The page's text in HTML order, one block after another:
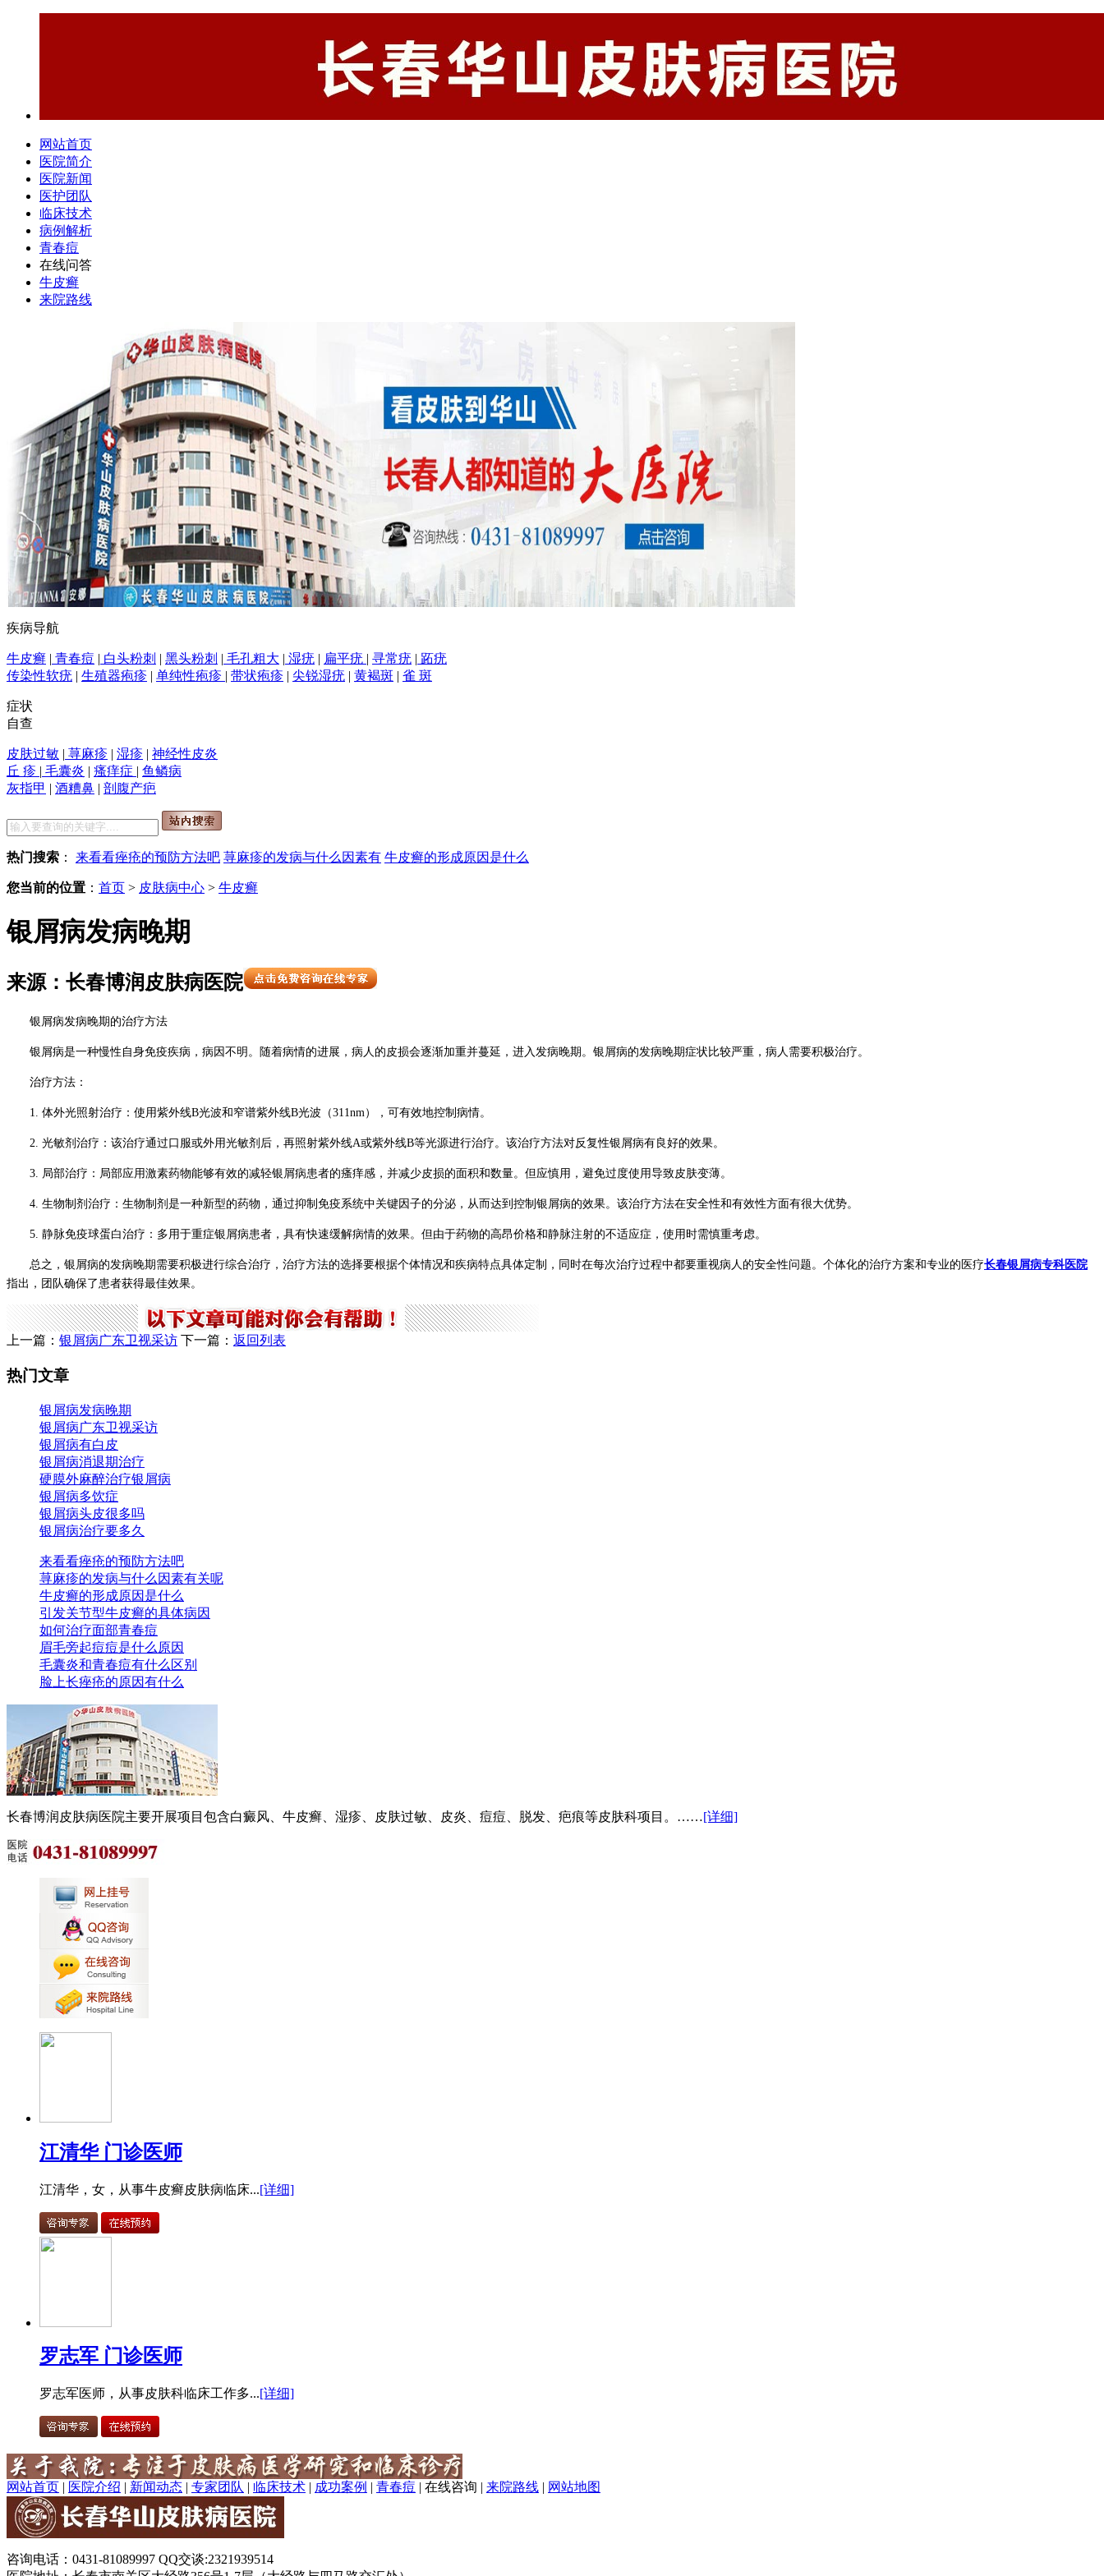
网站首页
医院简介
医院新闻
医护团队
临床技术
病例解析
青春痘
在线问答
牛皮癣
来院路线
疾病导航
牛皮癣 | 青春痘 | 白头粉刺 | 黑头粉刺 | 毛孔粗大 | 湿疣 | 扁平疣 | 寻常疣 | 跖疣
传染性软疣 | 生殖器疱疹 | 单纯性疱疹 | 带状疱疹 | 尖锐湿疣 | 黄褐斑 | 雀 斑
症状
自查
皮肤过敏 | 荨麻疹 | 湿疹 | 神经性皮炎
丘 疹 | 毛囊炎 | 瘙痒症 | 鱼鳞病
灰指甲 | 酒糟鼻 | 剖腹产疤
热门搜索 ： 来看看痤疮的预防方法吧 荨麻疹的发病与什么因素有 牛皮癣的形成原因是什么
您当前的位置 ： 首页 > 皮肤病中心 > 牛皮癣
银屑病发病晚期
来源：长春博润皮肤病医院
银屑病发病晚期的治疗方法
银屑病是一种慢性自身免疫疾病，病因不明。随着病情的进展，病人的皮损会逐渐加重并蔓延，进入发病晚期。银屑病的发病晚期症状比较严重，病人需要积极治疗。
治疗方法：
1. 体外光照射治疗：使用紫外线B光波和窄谱紫外线B光波（311nm），可有效地控制病情。
2. 光敏剂治疗：该治疗通过口服或外用光敏剂后，再照射紫外线A或紫外线B等光源进行治疗。该治疗方法对反复性银屑病有良好的效果。
3. 局部治疗：局部应用激素药物能够有效的减轻银屑病患者的瘙痒感，并减少皮损的面积和数量。但应慎用，避免过度使用导致皮肤变薄。
4. 生物制剂治疗：生物制剂是一种新型的药物，通过抑制免疫系统中关键因子的分泌，从而达到控制银屑病的效果。该治疗方法在安全性和有效性方面有很大优势。
5. 静脉免疫球蛋白治疗：多用于重症银屑病患者，具有快速缓解病情的效果。但由于药物的高昂价格和静脉注射的不适应症，使用时需慎重考虑。
总之，银屑病的发病晚期需要积极进行综合治疗，治疗方法的选择要根据个体情况和疾病特点具体定制，同时在每次治疗过程中都要重视病人的安全性问题。个体化的治疗方案和专业的医疗长春银屑病专科医院
指出，团队确保了患者获得最佳效果。
上一篇： 银屑病广东卫视采访 下一篇： 返回列表
热门文章
银屑病发病晚期
银屑病广东卫视采访
银屑病有白皮
银屑病消退期治疗
硬膜外麻醉治疗银屑病
银屑病多饮症
银屑病头皮很多吗
银屑病治疗要多久
来看看痤疮的预防方法吧
荨麻疹的发病与什么因素有关呢
牛皮癣的形成原因是什么
引发关节型牛皮癣的具体病因
如何治疗面部青春痘
眉毛旁起痘痘是什么原因
毛囊炎和青春痘有什么区别
脸上长痤疮的原因有什么
长春博润皮肤病医院主要开展项目包含白癜风、牛皮癣、湿疹、皮肤过敏、皮炎、痘痘、脱发、疤痕等皮肤科项目。……[详细]
江清华 门诊医师
江清华，女，从事牛皮癣皮肤病临床...[详细]
罗志军 门诊医师
罗志军医师，从事皮肤科临床工作多...[详细]
网站首页 | 医院介绍 | 新闻动态 | 专家团队 | 临床技术 | 成功案例 | 青春痘 | 在线咨询 | 来院路线 | 网站地图
咨询电话：0431-81089997 QQ交谈:2321939514